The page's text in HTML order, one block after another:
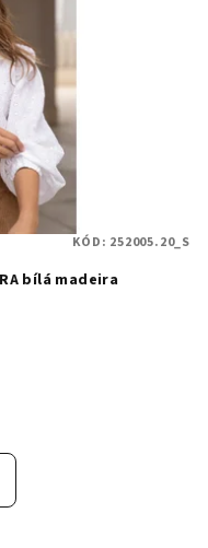
bílá madeira
KÓD: 252005.20_S